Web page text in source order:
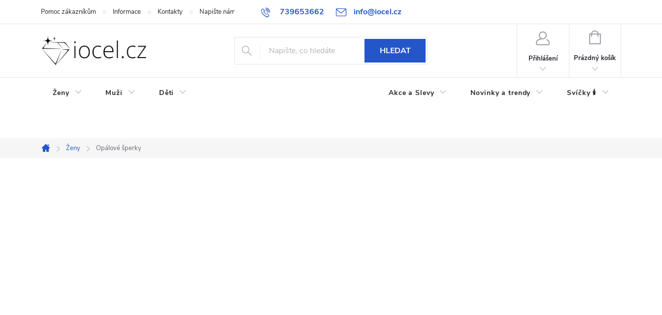
739653662 info@iocel.cz
Pomoc zákazníkům Informace Kontakty Napište nám Blog Obchodní podmínky Oblíbené Spolupráce
HLEDAT
Přihlášení
NÁKUPNÍ
Prázdný košík
Ženy Muži Děti Akce a Slevy Novinky a trendy Svíčky 🕯️
Domů
Ženy Opálové šperky